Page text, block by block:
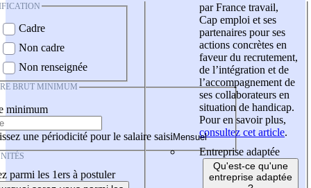
Cadre
Non cadre
Non renseignée
BRUT MINIMUM
minimum
une périodicité pour le salaire saisi
parmi les 1ers à postuler
par France travail,
Cap emploi et ses
partenaires pour ses
actions concrètes en
faveur du recrutement,
de l’intégration et de
l’accompagnement de
ses collaborateurs en
situation de handicap.
Pour en savoir plus,
consultez cet article.
Entreprise adaptée
Qu'est-ce qu'une
entreprise adaptée